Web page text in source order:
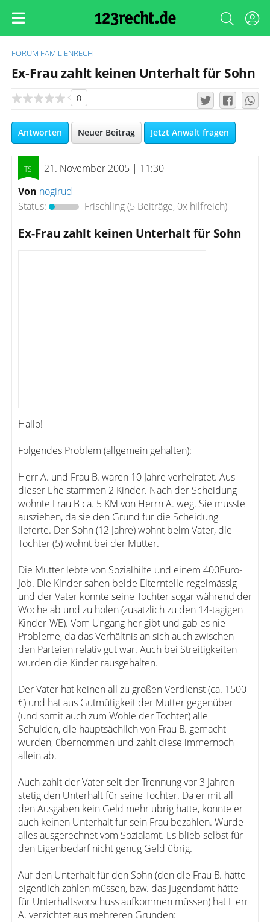
FORUM FAMILIENRECHT
Ex-Frau zahlt keinen Unterhalt für Sohn
0
Antworten Neuer Beitrag Jetzt Anwalt fragen
21. November 2005 | 11:30
Von nogirud
Status:
Frischling(5 Beiträge, 0x hilfreich)
Ex-Frau zahlt keinen Unterhalt für Sohn
Hallo!
Folgendes Problem (allgemein gehalten):
Herr A. und Frau B. waren 10 Jahre verheiratet. Aus
dieser Ehe stammen 2 Kinder. Nach der Scheidung
wohnte Frau B ca. 5 KM von Herrn A. weg. Sie musste
ausziehen, da sie den Grund für die Scheidung
lieferte. Der Sohn (12 Jahre) wohnt beim Vater, die
Tochter (5) wohnt bei der Mutter.
Die Mutter lebte von Sozialhilfe und einem 400Euro-
Job. Die Kinder sahen beide Elternteile regelmässig
und der Vater konnte seine Tochter sogar während der
Woche ab und zu holen (zusätzlich zu den 14-tägigen
Kinder-WE). Vom Ungang her gibt und gab es nie
Probleme, da das Verhältnis an sich auch zwischen
den Parteien relativ gut war. Auch bei Streitigkeiten
wurden die Kinder rausgehalten.
Der Vater hat keinen all zu großen Verdienst (ca. 1500
€) und hat aus Gutmütigkeit der Mutter gegenüber
(und somit auch zum Wohle der Tochter) alle
Schulden, die hauptsächlich von Frau B. gemacht
wurden, übernommen und zahlt diese immernoch
allein ab.
Auch zahlt der Vater seit der Trennung vor 3 Jahren
stetig den Unterhalt für seine Tochter. Da er mit all
den Ausgaben kein Geld mehr übrig hatte, konnte er
auch keinen Unterhalt für sein Frau bezahlen. Wurde
alles ausgerechnet vom Sozialamt. Es blieb selbst für
den Eigenbedarf nicht genug Geld übrig.
Auf den Unterhalt für den Sohn (den die Frau B. hätte
eigentlich zahlen müssen, bzw. das Jugendamt hätte
für Unterhaltsvorschuss aufkommen müssen) hat Herr
A. verzichtet aus mehreren Gründen: